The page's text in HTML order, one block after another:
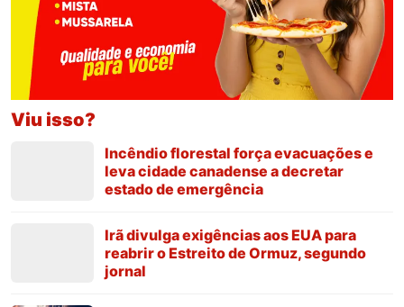
Viu isso?
Incêndio florestal força evacuações e
leva cidade canadense a decretar
estado de emergência
Irã divulga exigências aos EUA para
reabrir o Estreito de Ormuz, segundo
jornal